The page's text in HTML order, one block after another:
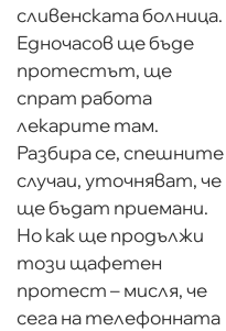
сливенската болница.
Едночасов ще бъде
протестът, ще
спрат работа
лекарите там.
Разбира се, спешните
случаи, уточняват, че
ще бъдат приемани.
Но как ще продължи
този щафетен
протест – мисля, че
сега на телефонната